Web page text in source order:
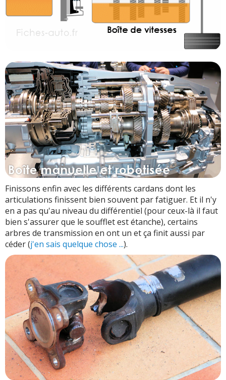
Finissons enfin avec les différents cardans dont les
articulations finissent bien souvent par fatiguer. Et il n'y
en a pas qu'au niveau du différentiel (pour ceux-là il faut
bien s'assurer que le soufflet est étanche), certains
arbres de transmission en ont un et ça finit aussi par
céder (j'en sais quelque chose ...).